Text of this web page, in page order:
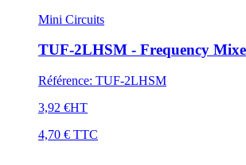
Mini Circuits
TUF-2LHSM - Frequency
Référence: TUF-2LHSM
3,92 €HT
4,70 € TTC